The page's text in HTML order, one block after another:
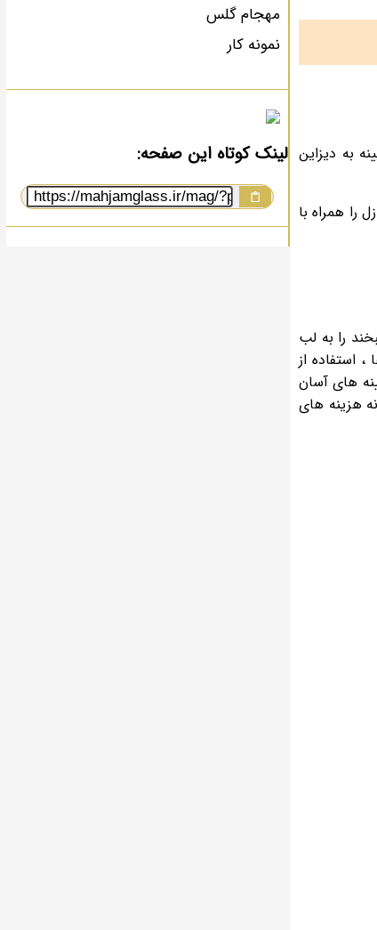
به دیزاین
را همراه با
را به لب
استفاده از
های آسان
هزینه های
مهجام گلس
نمونه کار
لینک کوتاه این صفحه: